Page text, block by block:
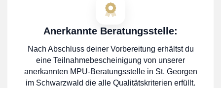
Anerkannte Beratungsstelle:
Nach Abschluss deiner Vorbereitung erhältst du
eine Teilnahmebescheinigung von unserer
anerkannten MPU-Beratungsstelle in St. Georgen
im Schwarzwald die alle Qualitätskriterien erfüllt.